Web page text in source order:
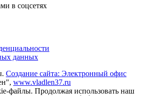
в соцсетях
данных
Создание сайта: Электронный офис
www.vladlen37.ru
файлы. Продолжая использовать наш